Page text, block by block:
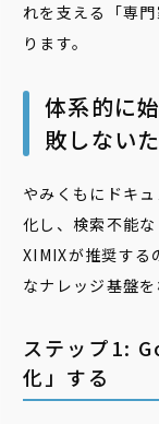
れを支える「専
ります。
体系的に
敗しない
やみくもにドキ
化し、検索不能
XIMIXが推奨する
なナレッジ基盤を
ステップ1:
化」する